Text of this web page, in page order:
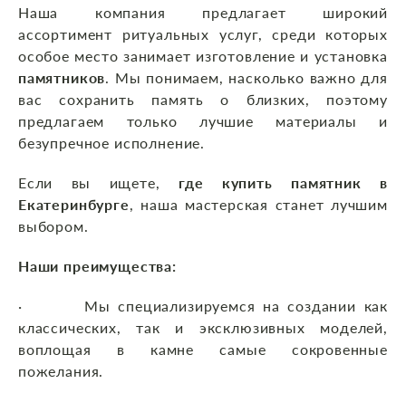
Наша компания предлагает широкий
ассортимент ритуальных услуг, среди которых
особое место занимает изготовление и установка
памятников. Мы понимаем, насколько важно для
вас сохранить память о близких, поэтому
предлагаем только лучшие материалы и
безупречное исполнение.
Если вы ищете, где купить памятник
в
Екатеринбурге, наша мастерская станет лучшим
выбором.
Наши преимущества:
· Мы специализируемся на создании как
классических, так и эксклюзивных моделей,
воплощая в камне самые сокровенные
пожелания.